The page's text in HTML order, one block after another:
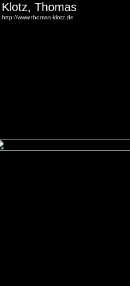
Klotz, Thomas
http://www.thomas-klotz.de